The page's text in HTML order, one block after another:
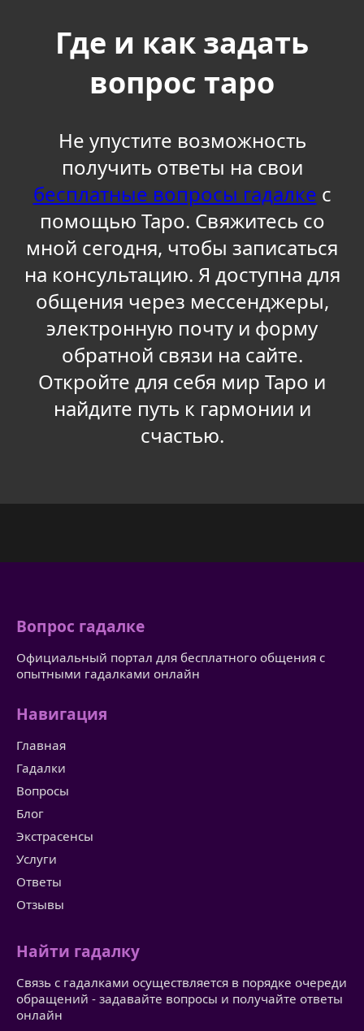
Где и как задать
вопрос таро
Не упустите возможность
получить ответы на свои
бесплатные вопросы гадалке с
помощью Таро. Свяжитесь со
мной сегодня, чтобы записаться
на консультацию. Я доступна для
общения через мессенджеры,
электронную почту и форму
обратной связи на сайте.
Откройте для себя мир Таро и
найдите путь к гармонии и
счастью.
Вопрос гадалке
Официальный портал для бесплатного общения с
опытными гадалками онлайн
Навигация
Главная
Гадалки
Вопросы
Блог
Экстрасенсы
Услуги
Ответы
Отзывы
Найти гадалку
Связь с гадалками осуществляется в порядке очереди
обращений - задавайте вопросы и получайте ответы
онлайн